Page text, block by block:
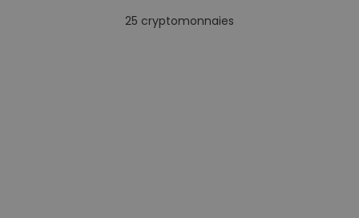
25 cryptomonnaies